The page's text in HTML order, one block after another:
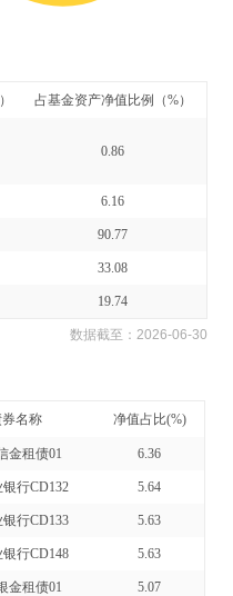
占基金资产净值比例（%）
0.86
6.16
90.77
33.08
19.74
数据截至： 2026-06-30
名称 净值占比(%)
金租债01 6.36
银行CD132 5.64
银行CD133 5.63
银行CD148 5.63
金租债01 5.07